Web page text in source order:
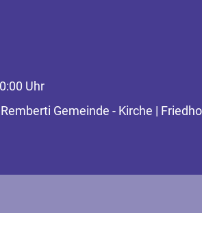
Uhr
Gemeinde - Kirche |